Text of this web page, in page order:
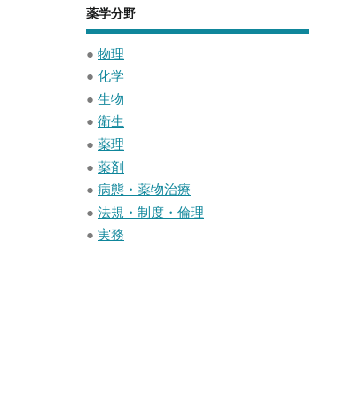
o
薬学分野
● 物理
● 化学
● 生物
● 衛生
● 薬理
● 薬剤
● 病態・薬物治療
● 法規・制度・倫理
● 実務